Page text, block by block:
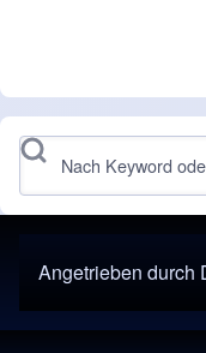
Search
Angetrieben durch